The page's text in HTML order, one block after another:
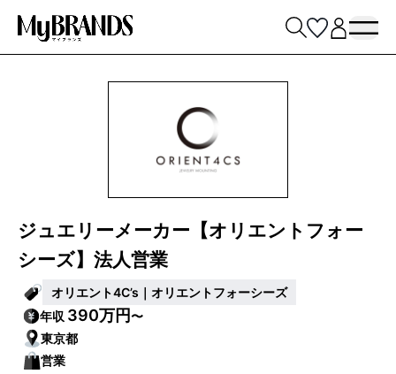
ジュエリーメーカー【オリエントフォー
シーズ】法人営業
オリエント4C’s｜オリエントフォーシーズ
年収 390万円〜
東京都
営業